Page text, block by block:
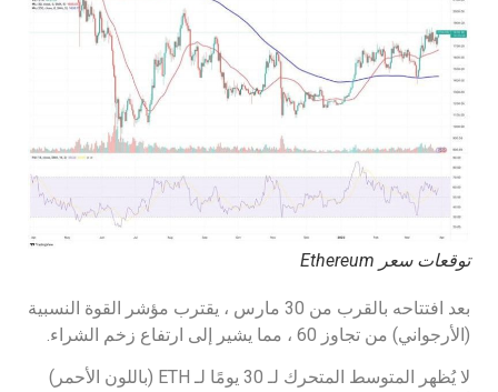
توقعات سعر Ethereum
بعد افتتاحه بالقرب من 30 مارس ، يقترب مؤشر القوة النسبية
(الأرجواني) من تجاوز 60 ، مما يشير إلى ارتفاع زخم الشراء.
لا يُظهر المتوسط المتحرك لـ 30 يومًا لـ ETH (باللون الأحمر)